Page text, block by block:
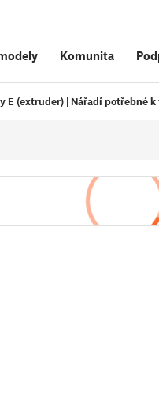
Komunita
E (extruder) | Nářadí potřebné